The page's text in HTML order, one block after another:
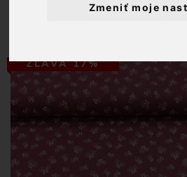
Zmeniť moje
ZĽAVA 17%